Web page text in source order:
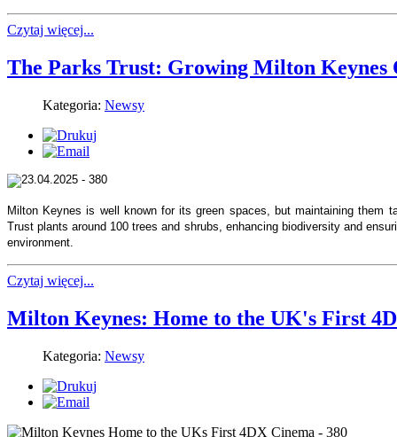
Czytaj więcej...
The Parks Trust: Growing Milton Keynes
Kategoria: Newsy
Milton Keynes is well known for its green spaces, but maintaining them
Trust plants around 100 trees and shrubs, enhancing biodiversity and
environment.
Czytaj więcej...
Milton Keynes: Home to the UK's First
Kategoria: Newsy